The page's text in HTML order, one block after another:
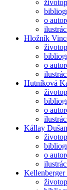
o
Hložník
o
Hutníková
o
Kállay Dušan
o